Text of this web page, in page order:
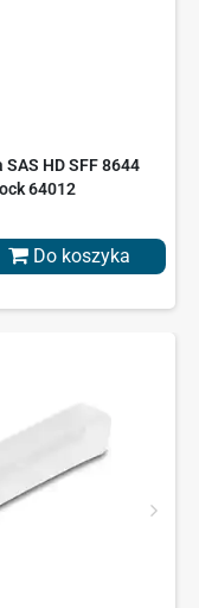
HD SFF 8644
64012
Do koszyka